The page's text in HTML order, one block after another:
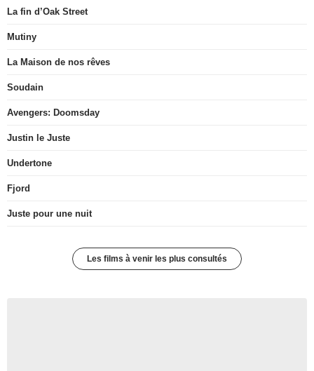
La fin d’Oak Street
Mutiny
La Maison de nos rêves
Soudain
Avengers: Doomsday
Justin le Juste
Undertone
Fjord
Juste pour une nuit
Les films à venir les plus consultés